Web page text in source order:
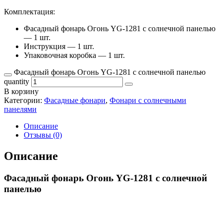
Комплектация:
Фасадный фонарь Огонь YG-1281 с солнечной панелью
— 1 шт.
Инструкция — 1 шт.
Упаковочная коробка — 1 шт.
Фасадный фонарь Огонь YG-1281 с солнечной панелью
quantity
В корзину
Категории: Фасадные фонари, Фонари с солнечными
панелями
Описание
Отзывы (0)
Описание
Фасадный фонарь Огонь YG-1281 с солнечной
панелью